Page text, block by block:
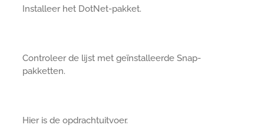
Installeer het DotNet-pakket.
Controleer de lijst met geïnstalleerde Snap-
pakketten.
Hier is de opdrachtuitvoer.